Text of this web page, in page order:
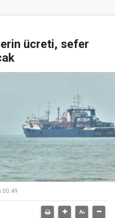
ücreti, sefer
00:49